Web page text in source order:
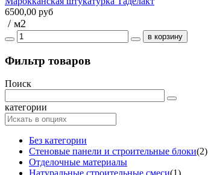
6500,00 руб
/ м2
Фильтр товаров
Поиск
категории
Без категории
Стеновые панели и строительные блоки(2)
Отделочные материалы